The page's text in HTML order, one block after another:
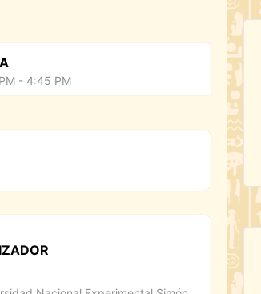
- 4:45 PM